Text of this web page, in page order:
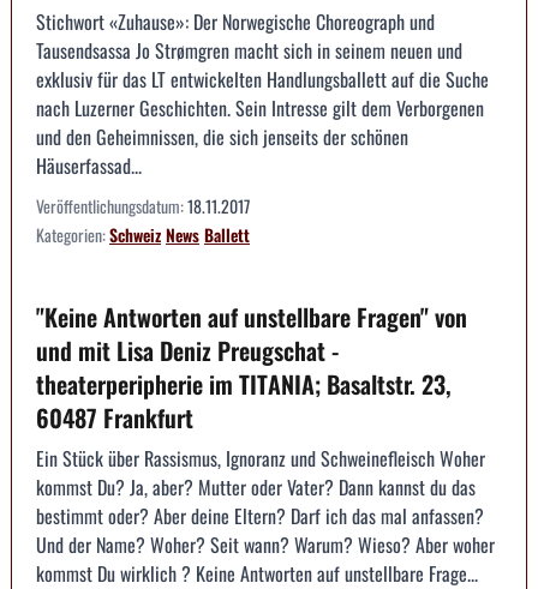
Stichwort «Zuhause»: Der Norwegische Choreograph und
Tausendsassa Jo Strømgren macht sich in seinem neuen und
exklusiv für das LT entwickelten Handlungsballett auf die Suche
nach Luzerner Geschichten. Sein Intresse gilt dem Verborgenen
und den Geheimnissen, die sich jenseits der schönen
Häuserfassad...
Veröffentlichungsdatum:18.11.2017
Kategorien:SchweizNewsBallett
"Keine Antworten auf unstellbare Fragen" von
und mit Lisa Deniz Preugschat -
theaterperipherie im TITANIA; Basaltstr. 23,
60487 Frankfurt
Ein Stück über Rassismus, Ignoranz und Schweinefleisch Woher
kommst Du? Ja, aber? Mutter oder Vater? Dann kannst du das
bestimmt oder? Aber deine Eltern? Darf ich das mal anfassen?
Und der Name? Woher? Seit wann? Warum? Wieso? Aber woher
kommst Du wirklich ? Keine Antworten auf unstellbare Frage...